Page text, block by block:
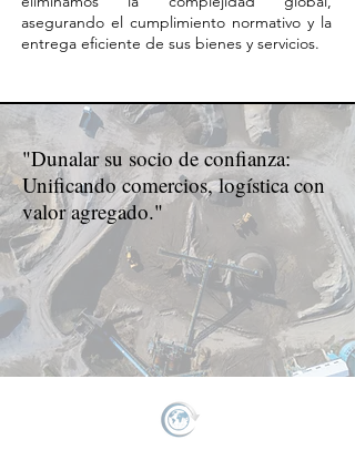
asegurando el cumplimiento normativo y la
entrega eficiente de sus bienes y servicios.
"Dunalar su socio de confianza:
Unificando comercios, logística con
valor agregado."